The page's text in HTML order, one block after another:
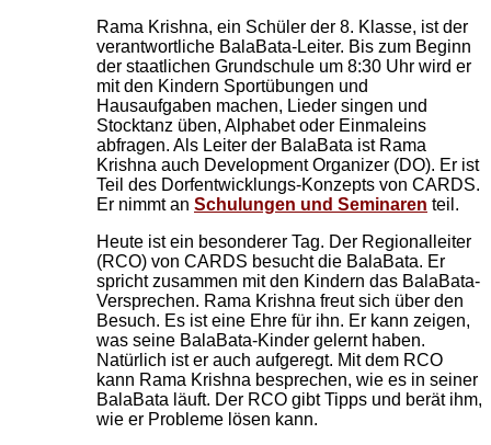
Rama Krishna, ein Schüler der 8. Klasse, ist der
verantwortliche BalaBata-Leiter. Bis zum Beginn
der staatlichen Grundschule um 8:30 Uhr wird er
mit den Kindern Sportübungen und
Hausaufgaben machen, Lieder singen und
Stocktanz üben, Alphabet oder Einmaleins
abfragen. Als Leiter der BalaBata ist Rama
Krishna auch Development Organizer (DO). Er ist
Teil des Dorfentwicklungs-Konzepts von CARDS.
Er nimmt an Schulungen und Seminaren teil.
Heute ist ein besonderer Tag. Der Regionalleiter
(RCO) von CARDS besucht die BalaBata. Er
spricht zusammen mit den Kindern das BalaBata-
Versprechen. Rama Krishna freut sich über den
Besuch. Es ist eine Ehre für ihn. Er kann zeigen,
was seine BalaBata-Kinder gelernt haben.
Natürlich ist er auch aufgeregt. Mit dem RCO
kann Rama Krishna besprechen, wie es in seiner
BalaBata läuft. Der RCO gibt Tipps und berät ihm,
wie er Probleme lösen kann.